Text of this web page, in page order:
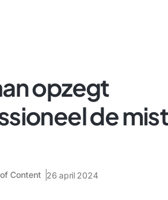
opzegt
de mist
Content 26 april 2024